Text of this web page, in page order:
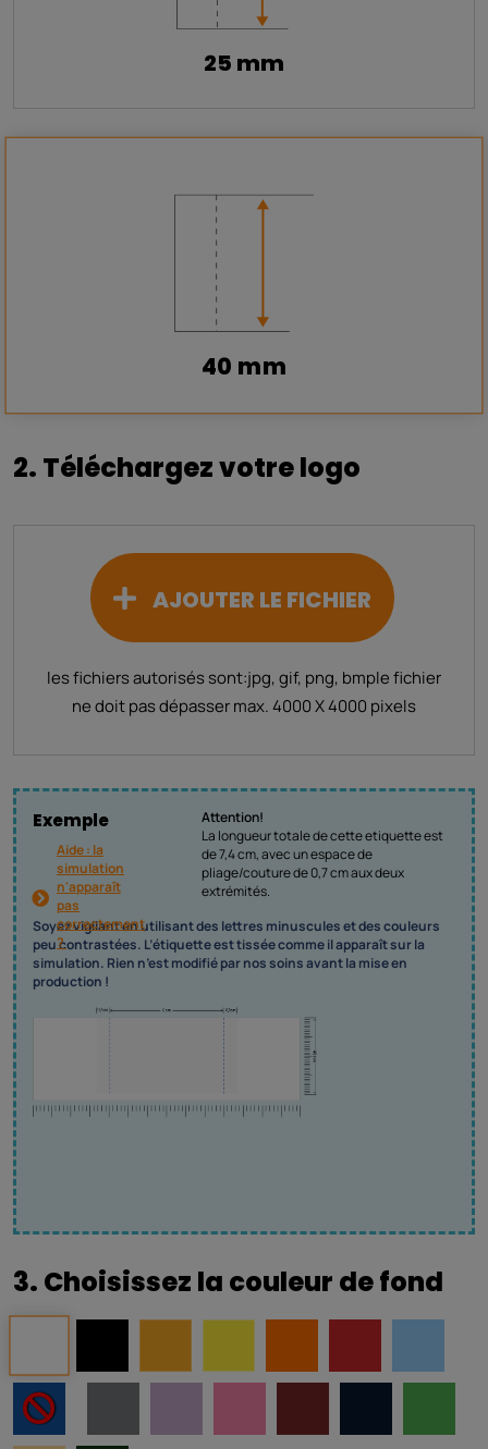
25 mm
40 mm
2. Téléchargez votre logo
AJOUTER LE FICHIER
les fichiers autorisés sont:jpg, gif, png, bmple fichier
ne doit pas dépasser max. 4000 X 4000 pixels
Exemple
Attention!
La longueur totale de cette etiquette est
de 7,4 cm, avec un espace de
pliage/couture de 0,7 cm aux deux
extrémités.
Soyez vigilant en utilisant des lettres minuscules et des couleurs
peu contrastées. L’étiquette est tissée comme il apparaît sur la
simulation. Rien n’est modifié par nos soins avant la mise en
production !
Aide : la
simulation
n'apparaît
pas
correctement
?
3. Choisissez la couleur de fond